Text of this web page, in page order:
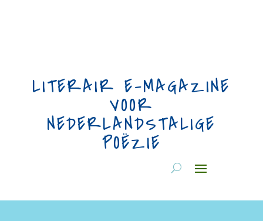
LITERAIR E-MAGAZINE
VOOR
NEDERLANDSTALIGE
POËZIE